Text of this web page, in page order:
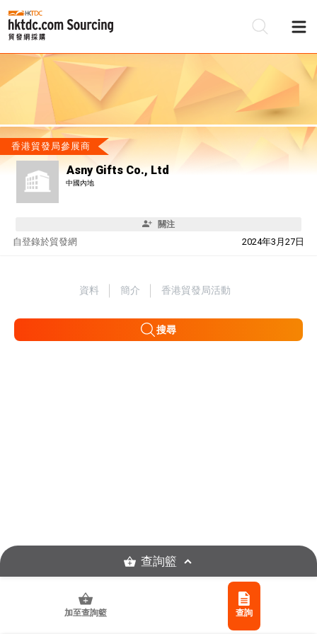
香港貿發局參展商
Asny Gifts Co., Ltd
中國內地
關注
自 2024年3月27日
登錄於貿發網
資料 簡介 香港貿發局活動
搜尋
加至查詢籃 查詢
查詢籃